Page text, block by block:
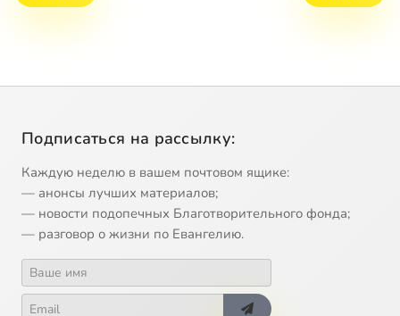
Подписаться на рассылку:
Каждую неделю в вашем почтовом ящике:
— анонсы лучших материалов;
— новости подопечных Благотворительного фонда;
— разговор о жизни по Евангелию.